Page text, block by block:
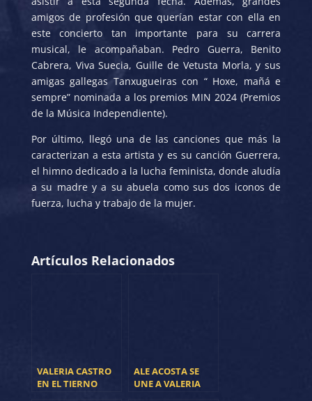
amigos de profesión que querían estar con ella en
este concierto tan importante para su carrera
musical, le acompañaban. Pedro Guerra, Benito
Cabrera, Viva Suecia, Guille de Vetusta Morla, y sus
amigas gallegas Tanxugueiras con “ Hoxe, mañá e
sempre” nominada a los premios MIN 2024 (Premios
de la Música Independiente).
Por último, llegó una de las canciones que más la
caracterizan a esta artista y es su canción Guerrera,
el himno dedicado a la lucha feminista, donde aludía
a su madre y a su abuela como sus dos iconos de
fuerza, lucha y trabajo de la mujer.
Artículos Relacionados
VALERIA CASTRO
EN EL TIERNO
ALE ACOSTA SE
UNE A VALERIA